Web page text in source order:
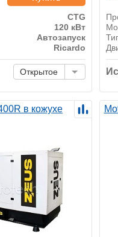
CTG
120 кВт
Автозапуск
Ricardo
Открытое
в кожухе